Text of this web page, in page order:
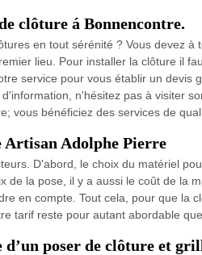
clôture á Bonnencontre.
en tout sérénité ? Vous devez à
lieu. Pour installer la clôture il
service pour vous établir un devis
n'hésitez pas à visiter
vous bénéficiez des services de
Artisan Adolphe Pierre
D'abord, le choix du matériel
de la pose, il y a aussi le coût de la
en compte. Tout cela, pour que la
tarif reste pour autant abordable
d’un poser de clôture et